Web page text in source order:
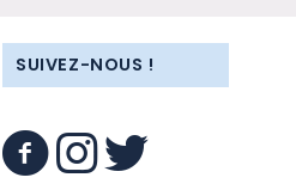
SUIVEZ-NOUS !